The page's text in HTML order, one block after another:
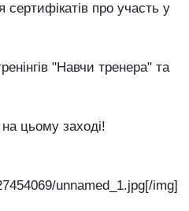
сертифікатів про участь у
"Навчи тренера" та
цьому заході!
unnamed_1.jpg[/img]